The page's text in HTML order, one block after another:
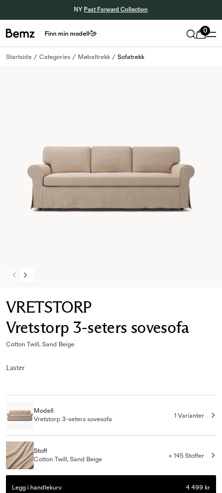
NY Past Forward Collection
Finn min modell 0
Startside Categories Møbeltrekk Sofatrekk
VRETSTORP
Vretstorp 3-seters sovesofa
Cotton Twill, Sand Beige
Laster
Modell
Vretstorp 3-seters sovesofa
1 Varianter
Stoff
Cotton Twill, Sand Beige
+ 145 Stoffer
Legg i handlekurv 4 499 kr